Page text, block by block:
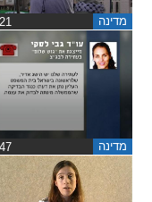
format_underlined
מדינה
מדינה